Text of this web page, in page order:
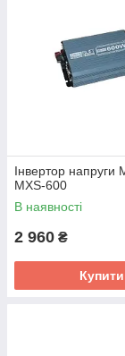
Інвертор напруги
MXS-600
В наявності
2 960 ₴
Купити